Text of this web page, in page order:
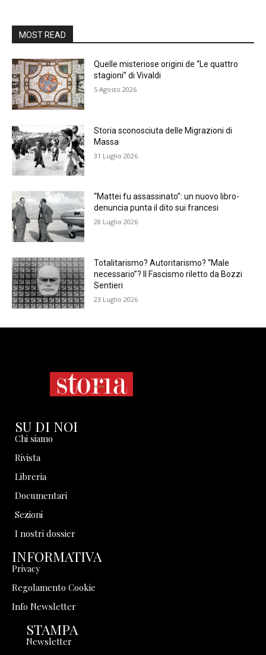
MOST READ
Quelle misteriose origini de “Le quattro
stagioni” di Vivaldi
5 Agosto 2026
Storia sconosciuta delle Migrazioni di
Massa
31 Luglio 2026
“Mattei fu assassinato”: un nuovo libro-
denuncia punta il dito sui francesi
28 Luglio 2026
Totalitarismo? Autoritarismo? “Male
necessario”? Il Fascismo riletto da Bozzi
Sentieri
23 Luglio 2026
SU DI NOI
Chi siamo
Rivista
Libreria
Documentari
Sezioni
I nostri dossier
INFORMATIVA
Privacy
Regolamento Cookie
Info Newsletter
STAMPA
Newsletter